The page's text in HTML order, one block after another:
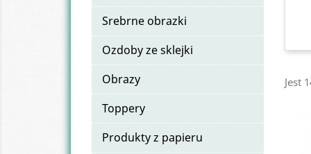
Srebrne obrazki
Ozdoby ze sklejki
Obrazy
Toppery
Produkty z papieru
Jest